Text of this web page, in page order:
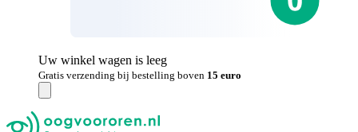
Uw winkel wagen is leeg
Gratis verzending bij bestelling boven 15 euro